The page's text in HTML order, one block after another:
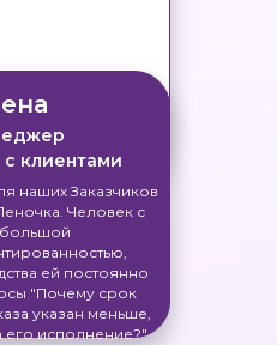
наших Заказчиков
Человек с
ей постоянно
"Почему срок
указан меньше,
его исполнение?"
клиентами